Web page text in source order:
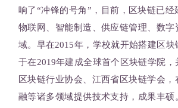
响了“冲锋的号角”，目前，区块链已经
物联网、智能制造、供应链管理、数字
域。早在2015年，学校就开始搭建区
于在2019年建成全球首个区块链学院
区块链行业协会、江西省区块链学会，
融等诸多领域提供技术支持，成果丰硕